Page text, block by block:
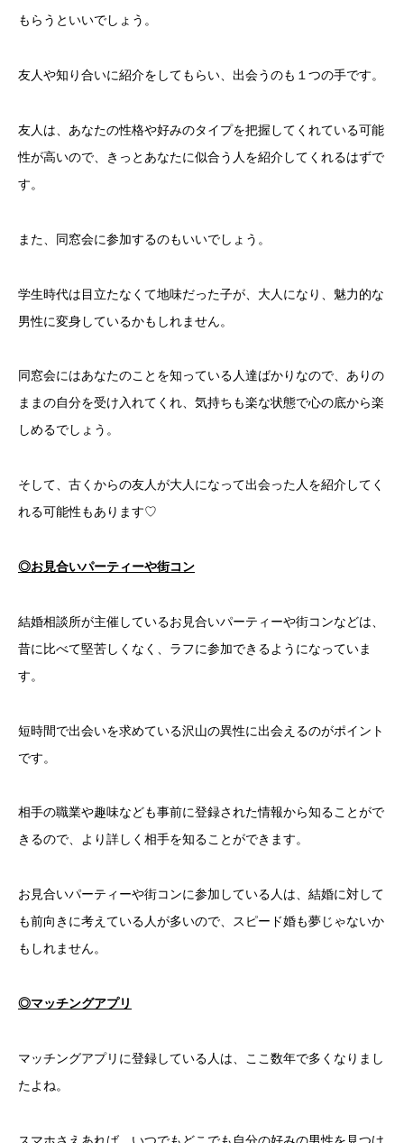
もらうといいでしょう。
友人や知り合いに紹介をしてもらい、出会うのも１つの手です。
友人は、あなたの性格や好みのタイプを把握してくれている可能
性が高いので、きっとあなたに似合う人を紹介してくれるはずで
す。
また、同窓会に参加するのもいいでしょう。
学生時代は目立たなくて地味だった子が、大人になり、魅力的な
男性に変身しているかもしれません。
同窓会にはあなたのことを知っている人達ばかりなので、ありの
ままの自分を受け入れてくれ、気持ちも楽な状態で心の底から楽
しめるでしょう。
そして、古くからの友人が大人になって出会った人を紹介してく
れる可能性もあります♡
◎お見合いパーティーや街コン
結婚相談所が主催しているお見合いパーティーや街コンなどは、
昔に比べて堅苦しくなく、ラフに参加できるようになっていま
す。
短時間で出会いを求めている沢山の異性に出会えるのがポイント
です。
相手の職業や趣味なども事前に登録された情報から知ることがで
きるので、より詳しく相手を知ることができます。
お見合いパーティーや街コンに参加している人は、結婚に対して
も前向きに考えている人が多いので、スピード婚も夢じゃないか
もしれません。
◎マッチングアプリ
マッチングアプリに登録している人は、ここ数年で多くなりまし
たよね。
スマホさえあれば、いつでもどこでも自分の好みの男性を見つけ